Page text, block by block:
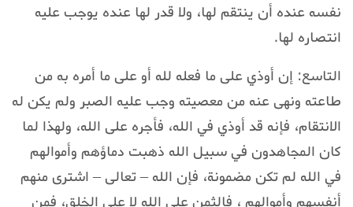
نفسه عنده أن ينتقم لها، ولا قدر لها عنده يوجب عليه
انتصاره لها.
التاسع: إن أوذي على ما فعله لله أو على ما أمره به من
طاعته ونهى عنه من معصيته وجب عليه الصبر ولم يكن له
الانتقام، فإنه قد أوذي في الله، فأجره على الله، ولهذا لما
كان المجاهدون في سبيل الله ذهبت دماؤهم وأموالهم
في الله لم تكن مضمونة، فإن الله – تعالى – اشترى منهم
أنفسهم وأموالهم ، فالثمن على الله لا على الخلق، فمن